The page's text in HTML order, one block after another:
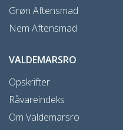
Grøn Aftensmad
Nem Aftensmad
VALDEMARSRO
Opskrifter
Råvareindeks
Om Valdemarsro